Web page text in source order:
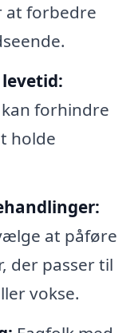
at forbedre
forhindre
holde
at påføre
der passer til
vokse.